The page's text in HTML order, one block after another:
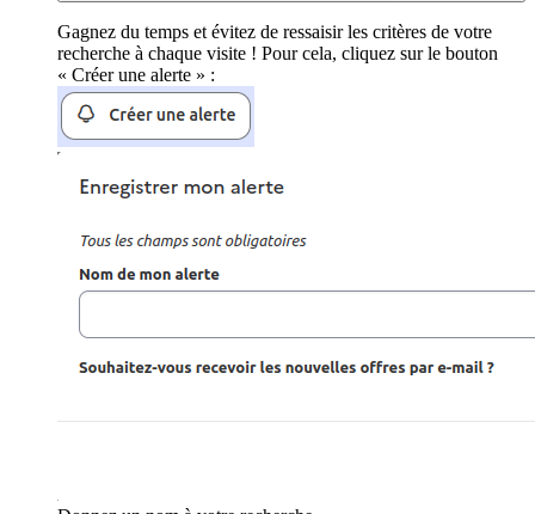
Gagnez du temps et évitez de ressaisir les critères de votre
recherche à chaque visite ! Pour cela, cliquez sur le bouton
« Créer une alerte » :